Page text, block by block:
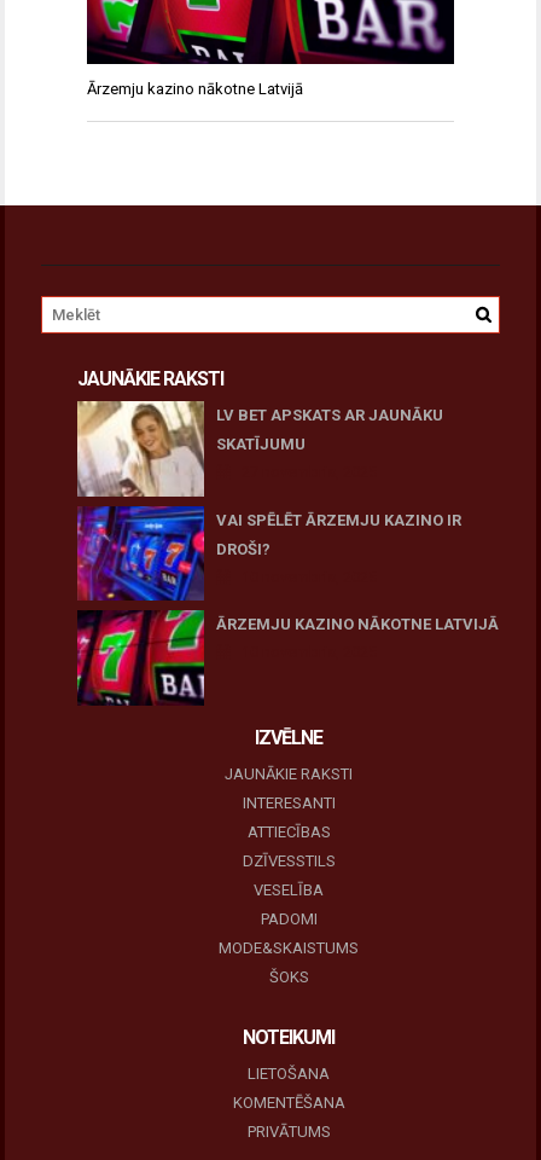
Ārzemju kazino nākotne Latvijā
JAUNĀKIE RAKSTI
LV BET APSKATS AR JAUNĀKU
SKATĪJUMU
VAI SPĒLĒT ĀRZEMJU KAZINO IR
DROŠI?
ĀRZEMJU KAZINO NĀKOTNE LATVIJĀ
IZVĒLNE
JAUNĀKIE RAKSTI
INTERESANTI
ATTIECĪBAS
DZĪVESSTILS
VESELĪBA
PADOMI
MODE&SKAISTUMS
ŠOKS
NOTEIKUMI
LIETOŠANA
KOMENTĒŠANA
PRIVĀTUMS